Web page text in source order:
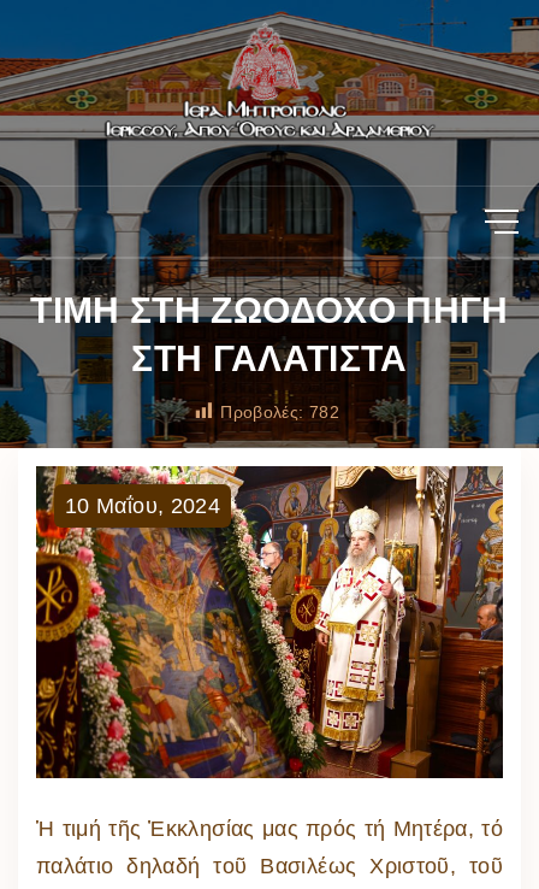
ΤΙΜΗ ΣΤΗ ΖΩΟΔΟΧΟ ΠΗΓΗ
ΣΤΗ ΓΑΛΑΤΙΣΤΑ
Προβολές: 782
10 Μαΐου, 2024
Ἡ τιμή τῆς Ἐκκλησίας μας πρός τή Μητέρα, τό
παλάτιο δηλαδή τοῦ Βασιλέως Χριστοῦ, τοῦ